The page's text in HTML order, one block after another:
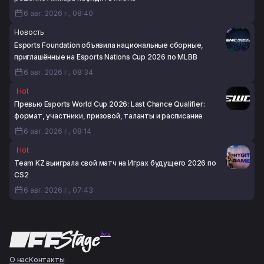
6 авг. 2026 г., 08:40
Новость
Esports Foundation объявила национальные сборные,
приглашённые на Esports Nations Cup 2026 по MLBB
6 авг. 2026 г., 08:34
Hot
Превью Esports World Cup 2026: Last Chance Qualifier:
формат, участники, призовой, таланты и расписание
6 авг. 2026 г., 08:14
Hot
Team KZ выиграла свой матч на Играх будущего 2026 по
CS2
6 авг. 2026 г., 07:43
Beta
О насКонтакты